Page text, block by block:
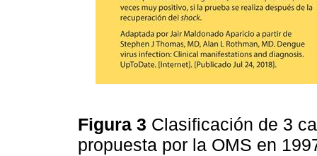
Figura 3 Clasificación de 3
propuesta por la OMS en